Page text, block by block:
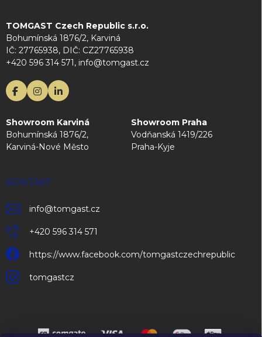
TOMGAST Czech Republic s.r.o.
Bohumínská 1876/2, Karviná
IČ: 27765938, DIČ: CZ27765938
+420 596 314 571, info@tomgast.cz
Showroom Karviná
Bohumínská 1876/2,
Karviná-Nové Město
Showroom Praha
Vodňanská 1419/226
Praha-Kyje
KONTAKT
info@tomgast.cz
+420 596 314 571
https://www.facebook.com/tomgastczechrepublic
tomgastcz